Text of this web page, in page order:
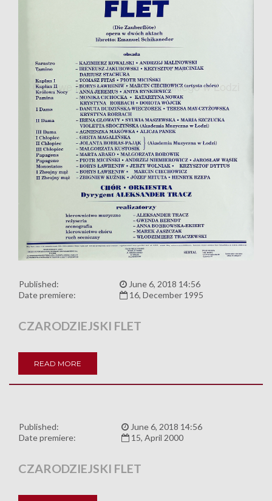
Published:
June 6, 2018 14:56
Date premiere:
16, December 1995
CZARODZIEJSKI FLET
READ MORE
Published:
June 6, 2018 14:56
Date premiere:
15, April 2000
CZARODZIEJSKI FLET